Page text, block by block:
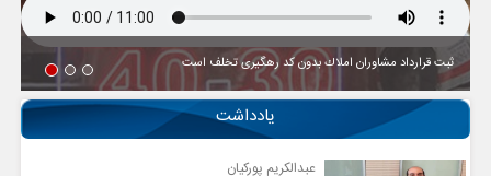
ثبت قرارداد مشاوران املاك بدون كد رهگیری تخلف است
یادداشت
عبدالکریم پورکیان